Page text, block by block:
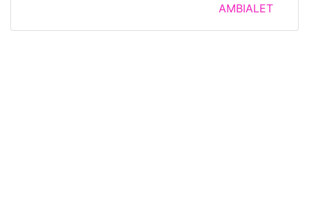
AMBIALET